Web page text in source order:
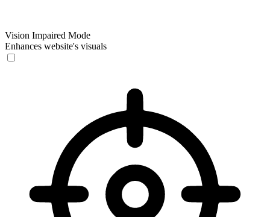
Vision Impaired Mode
Enhances website's visuals